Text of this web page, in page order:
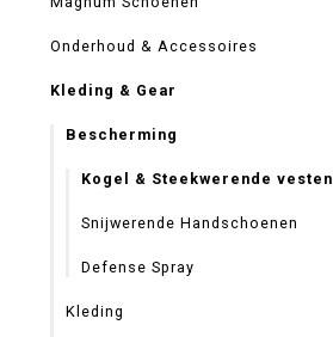
Onderhoud & Accessoires
Kleding & Gear
Bescherming
Kogel & Steekwerende vesten
Snijwerende Handschoenen
Defense Spray
Kleding